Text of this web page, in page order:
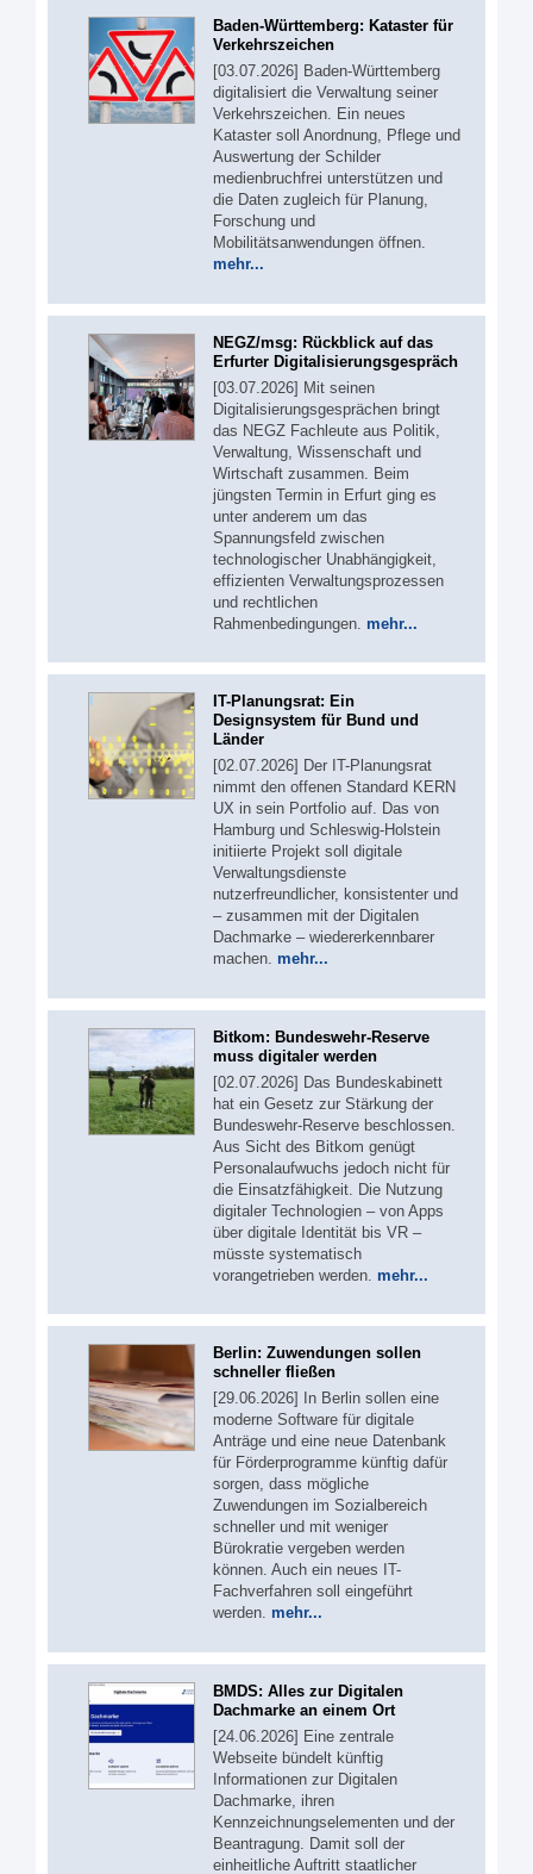
Baden-Württemberg: Kataster für
Verkehrszeichen
[03.07.2026] Baden-Württemberg
digitalisiert die Verwaltung seiner
Verkehrszeichen. Ein neues
Kataster soll Anordnung, Pflege und
Auswertung der Schilder
medienbruchfrei unterstützen und
die Daten zugleich für Planung,
Forschung und
Mobilitätsanwendungen öffnen.
mehr...
NEGZ/msg: Rückblick auf das
Erfurter Digitalisierungsgespräch
[03.07.2026] Mit seinen
Digitalisierungsgesprächen bringt
das NEGZ Fachleute aus Politik,
Verwaltung, Wissenschaft und
Wirtschaft zusammen. Beim
jüngsten Termin in Erfurt ging es
unter anderem um das
Spannungsfeld zwischen
technologischer Unabhängigkeit,
effizienten Verwaltungsprozessen
und rechtlichen
Rahmenbedingungen. mehr...
IT-Planungsrat: Ein
Designsystem für Bund und
Länder
[02.07.2026] Der IT-Planungsrat
nimmt den offenen Standard KERN
UX in sein Portfolio auf. Das von
Hamburg und Schleswig-Holstein
initiierte Projekt soll digitale
Verwaltungsdienste
nutzerfreundlicher, konsistenter und
– zusammen mit der Digitalen
Dachmarke – wiedererkennbarer
machen. mehr...
Bitkom: Bundeswehr-Reserve
muss digitaler werden
[02.07.2026] Das Bundeskabinett
hat ein Gesetz zur Stärkung der
Bundeswehr-Reserve beschlossen.
Aus Sicht des Bitkom genügt
Personalaufwuchs jedoch nicht für
die Einsatzfähigkeit. Die Nutzung
digitaler Technologien – von Apps
über digitale Identität bis VR –
müsste systematisch
vorangetrieben werden. mehr...
Berlin: Zuwendungen sollen
schneller fließen
[29.06.2026] In Berlin sollen eine
moderne Software für digitale
Anträge und eine neue Datenbank
für Förderprogramme künftig dafür
sorgen, dass mögliche
Zuwendungen im Sozialbereich
schneller und mit weniger
Bürokratie vergeben werden
können. Auch ein neues IT-
Fachverfahren soll eingeführt
werden. mehr...
BMDS: Alles zur Digitalen
Dachmarke an einem Ort
[24.06.2026] Eine zentrale
Webseite bündelt künftig
Informationen zur Digitalen
Dachmarke, ihren
Kennzeichnungselementen und der
Beantragung. Damit soll der
einheitliche Auftritt staatlicher